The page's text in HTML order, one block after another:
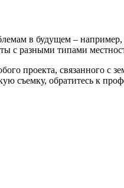
в будущем –
разными типами
проекта, связанного с
съемку, обратитесь к